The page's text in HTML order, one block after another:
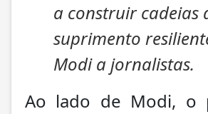
a construir cadeias
suprimento
Modi a jornalistas.
Ao lado de Modi, o